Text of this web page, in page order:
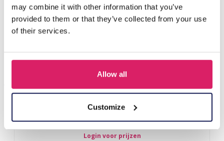
may combine it with other information that you’ve
provided to them or that they’ve collected from your use
of their services.
Allow all
Customize
Login voor prijzen